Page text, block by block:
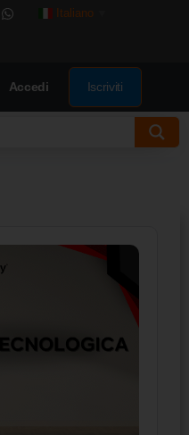
Italiano
Accedi Iscriviti